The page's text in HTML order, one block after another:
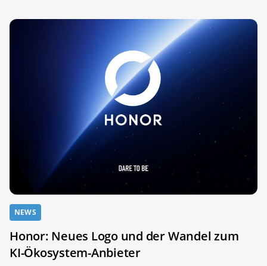
NEWS
Honor: Neues Logo und der Wandel zum
KI-Ökosystem-Anbieter